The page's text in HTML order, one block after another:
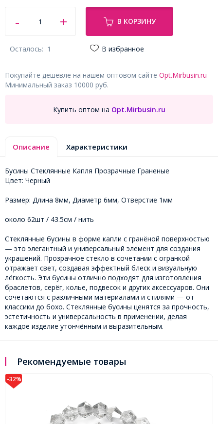
В КОРЗИНУ
Осталось: 1 В избранное
Покупайте дешевле на нашем оптовом сайте Opt.Mirbusin.ru
Минимальный заказ 10000 руб.
Купить оптом на Opt.Mirbusin.ru
Описание Характеристики
Бусины Стеклянные Капля Прозрачные Граненые
Цвет: Черный
Размер: Длина 8мм, Диаметр 6мм, Отверстие 1мм
около 62шт / 43.5см / нить
Стеклянные бусины в форме капли с гранёной поверхностью
— это элегантный и универсальный элемент для создания
украшений. Прозрачное стекло в сочетании с огранкой
отражает свет, создавая эффектный блеск и визуальную
лёгкость. Эти бусины отлично подходят для изготовления
браслетов, серёг, колье, подвесок и других аксессуаров. Они
сочетаются с различными материалами и стилями — от
классики до бохо. Стеклянные бусины ценятся за прочность,
эстетичность и универсальность в применении, делая
каждое изделие утончённым и выразительным.
Рекомендуемые товары
-32%